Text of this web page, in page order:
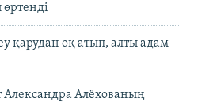
қарудан оқ атып, алты адам
Александра Алёхованың